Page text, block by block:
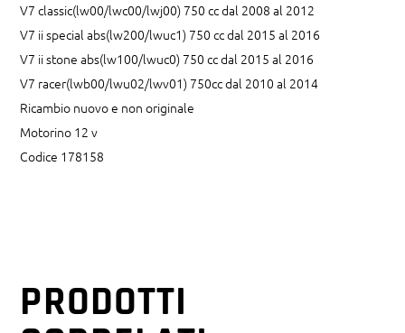
V7 classic(lw00/lwc00/lwj00) 750 cc dal 2008 al 2012
V7 ii special abs(lw200/lwuc1) 750 cc dal 2015 al 2016
V7 ii stone abs(lw100/lwuc0) 750 cc dal 2015 al 2016
V7 racer(lwb00/lwu02/lwv01) 750cc dal 2010 al 2014
Ricambio nuovo e non originale
Motorino 12 v
Codice 178158
PRODOTTI